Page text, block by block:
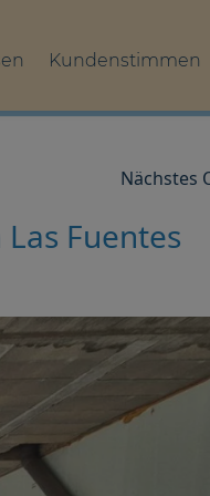
Kundenstimmen
Nächstes
Fuentes